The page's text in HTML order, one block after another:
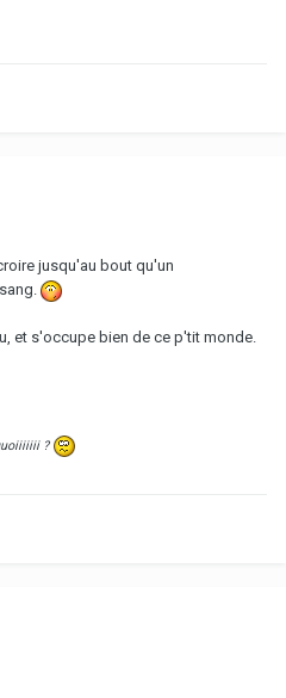
jusqu'au bout qu'un
et s'occupe bien de ce p'tit monde.
?